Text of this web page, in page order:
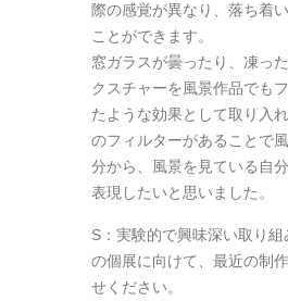
際の感覚が異なり、落ち着
ことができます。
窓ガラスが曇ったり、凍っ
クスチャーを風景作品でも
たような効果として取り入
のフィルターがあることで
分から、風景を見ている自
表現したいと思いました。
S：実験的で興味深い取り組
の個展に向けて、最近の制
せください。